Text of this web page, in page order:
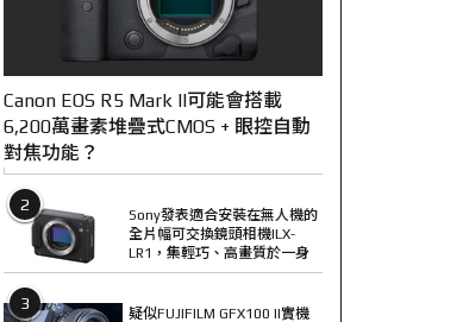
Canon EOS R5 Mark II可能會搭載
6,200萬畫素堆疊式CMOS + 眼控自動
對焦功能？
2
Sony發表適合安裝在無人機的
全片幅可交換鏡頭相機ILX-
LR1，集輕巧、高畫質於一身
3
疑似FUJIFILM GFX100 II實機